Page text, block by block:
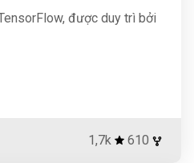
được duy trì bởi
1,7k 610